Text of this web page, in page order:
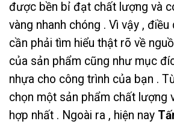
được bền bỉ đạt chất lượng và
vàng nhanh chóng . Vì vậy ,
cần phải tìm hiểu thật rõ về
của sản phẩm cũng như mục
nhựa cho công trình của bạn .
chọn một sản phẩm chất lượng
hợp nhất . Ngoài ra , hiện nay